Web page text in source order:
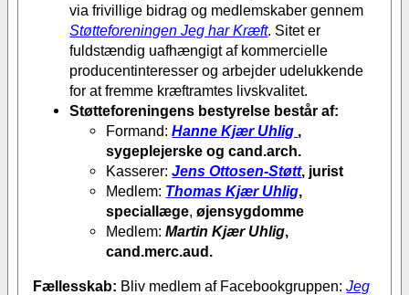
via frivillige bidrag og medlemskaber gennem
Støtteforeningen Jeg har Kræft. Sitet er
fuldstændig uafhængigt af kommercielle
producentinteresser og arbejder udelukkende
for at fremme kræftramtes livskvalitet.
Støtteforeningens bestyrelse består af:
Formand:Hanne Kjær Uhlig
sygeplejerske og cand.arch.
Kasserer:Jens Ottosen-Støtt, jurist
Medlem: Thomas Kjær Uhlig
speciallæge ,øjensygdomme
Medlem:Martin Kjær Uhlig
cand.merc.aud.
Fællesskab: Bliv medlem af Facebookgruppen:Jeg